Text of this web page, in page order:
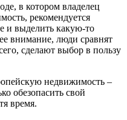
в котором владелец
рекомендуется
и выделить какую-то
внимание, люди сравнят
сделают выбор в пользу
недвижимость –
обезопасить свой
время.